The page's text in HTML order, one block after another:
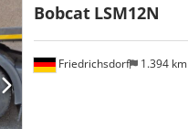
Friedrichsdorf 1.394 km
Bobcat LSM12N